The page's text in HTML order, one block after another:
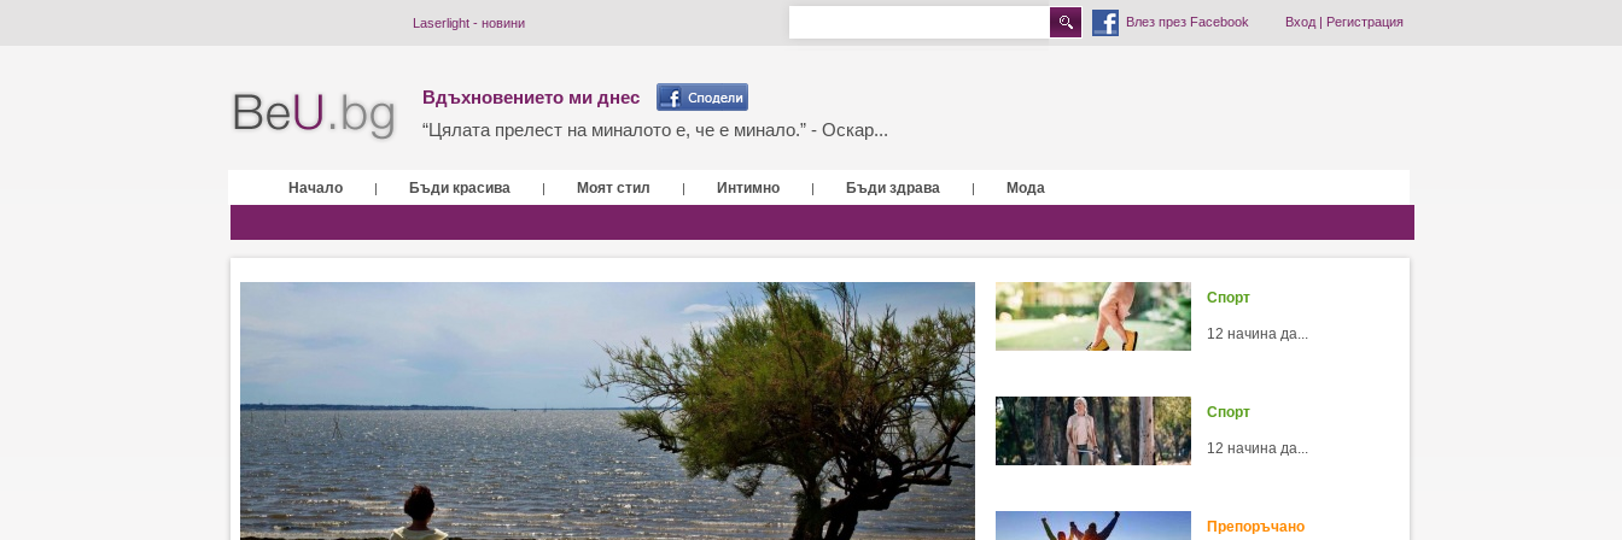
Laserlight - новини Влез през Facebook Вход| Регистрация
Вдъхновението ми днес
“Цялата прелест на миналото е, че е минало.” - Оскар...
Начало | Бъди красива | Моят стил | Интимно | Бъди здрава | Мода
Спорт
12 начина да...
Спорт
12 начина да...
Препоръчано